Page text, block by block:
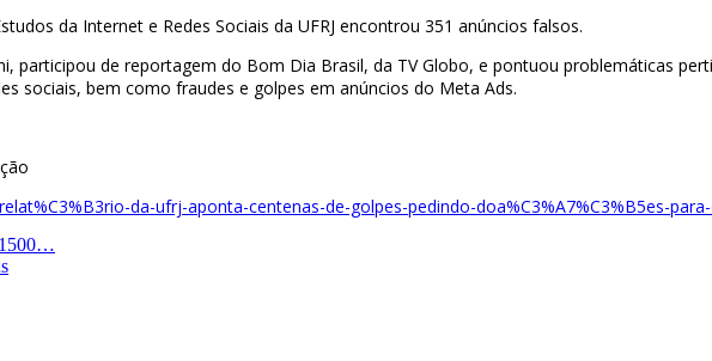
da Internet e Redes Sociais da UFRJ encontrou 351 anúncios falsos.
participou de reportagem do Bom Dia Brasil, da TV Globo, e pontuou problemáticas
sociais, bem como fraudes e golpes em anúncios do Meta Ads.
da-ufrj-aponta-centenas-de-golpes-pedindo-doa%C3%A7%C3%B5es-
1500…